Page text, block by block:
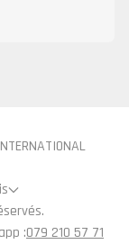
:079 210 57 71